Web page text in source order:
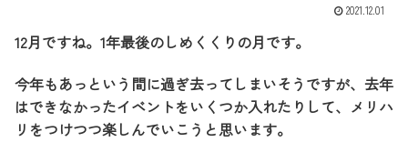
2021.12.01
12月ですね。1年最後のしめくくりの月です。
今年もあっという間に過ぎ去ってしまいそうですが、去年
はできなかったイベントをいくつか入れたりして、メリハ
リをつけつつ楽しんでいこうと思います。